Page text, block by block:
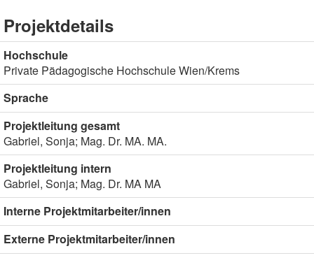
Projektdetails
Hochschule
Private Pädagogische Hochschule Wien/Krems
Sprache
Projektleitung gesamt
Gabriel, Sonja; Mag. Dr. MA. MA.
Projektleitung intern
Gabriel, Sonja; Mag. Dr. MA MA
Interne Projektmitarbeiter/innen
Externe Projektmitarbeiter/innen